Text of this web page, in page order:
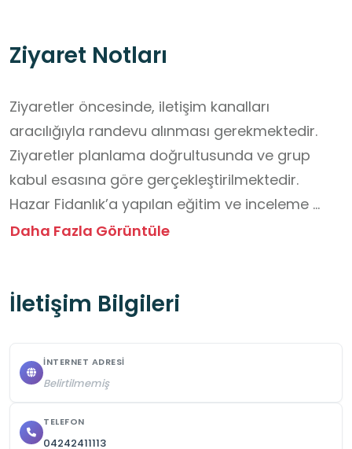
Ziyaret Notları
Ziyaretler öncesinde, iletişim kanalları
aracılığıyla randevu alınması gerekmektedir.
Ziyaretler planlama doğrultusunda ve grup
kabul esasına göre gerçekleştirilmektedir.
Hazar Fidanlık’a yapılan eğitim ve inceleme
amaçlı ziyaretler ücretsizdir.
Ancak doğal alanın korunması amacıyla çevre
Cam şişe gibi kırılma riski taşıyan materyallerin
Eğitim amaçlı fotoğraf çekimine izin
Daha Fazla Görüntüle
İletişim Bilgileri
İNTERNET ADRESI
Belirtilmemiş
TELEFON
04242411113